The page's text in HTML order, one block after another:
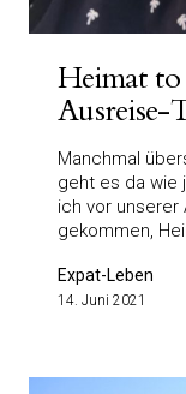
Heimat to
Ausreise-
Manchmal
geht es da wie
ich vor unserer
gekommen,
Expat-Leben
14. Juni 2021